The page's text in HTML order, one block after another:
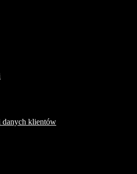
danych klientów